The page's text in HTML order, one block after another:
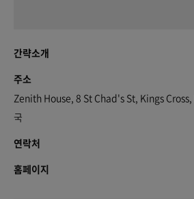
간략소개
주소
Zenith House, 8 St Chad's St, Kings
국
연락처
홈페이지